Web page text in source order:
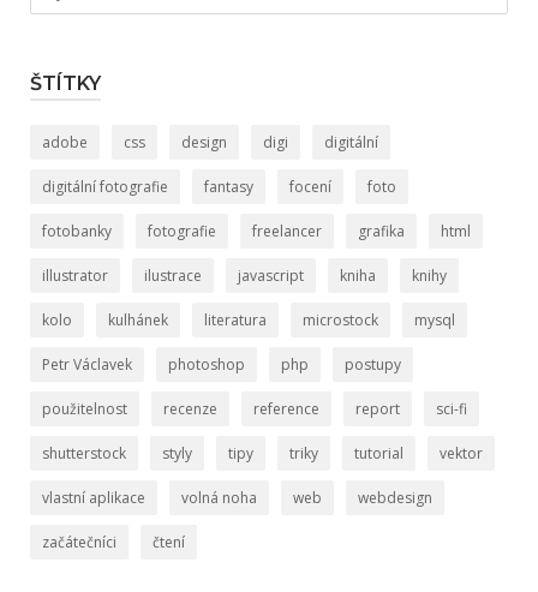
ŠTÍTKY
adobe css design digi digitální
digitální fotografie fantasy focení foto
fotobanky fotografie freelancer grafika html
illustrator ilustrace javascript kniha knihy
kolo kulhánek literatura microstock mysql
Petr Václavek photoshop php postupy
použitelnost recenze reference report sci-fi
shutterstock styly tipy triky tutorial vektor
vlastní aplikace volná noha web webdesign
začátečníci čtení